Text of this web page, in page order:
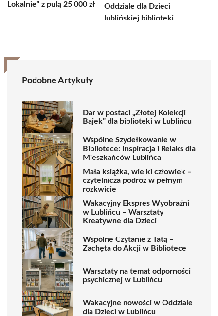
Lokalnie” z pulą 25 000 zł
Oddziale dla Dzieci
lublińskiej biblioteki
Podobne Artykuły
Dar w postaci „Złotej Kolekcji
Bajek” dla biblioteki w Lublińcu
Wspólne Szydełkowanie w
Bibliotece: Inspiracja i Relaks dla
Mieszkańców Lublińca
Mała książka, wielki człowiek –
czytelnicza podróż w pełnym
rozkwicie
Wakacyjny Ekspres Wyobraźni
w Lublińcu – Warsztaty
Kreatywne dla Dzieci
Wspólne Czytanie z Tatą –
Zachęta do Akcji w Bibliotece
Warsztaty na temat odporności
psychicznej w Lublińcu
Wakacyjne nowości w Oddziale
dla Dzieci w Lublińcu